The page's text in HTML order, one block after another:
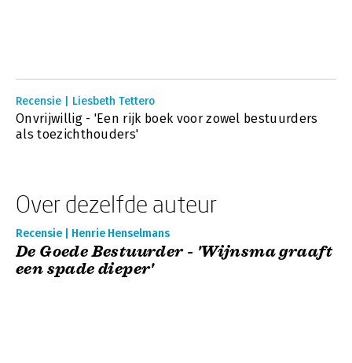
Recensie | Liesbeth Tettero
Onvrijwillig - 'Een rijk boek voor zowel bestuurders
als toezichthouders'
Over dezelfde auteur
Recensie | Henrie Henselmans
De Goede Bestuurder - 'Wijnsma graaft
een spade dieper'